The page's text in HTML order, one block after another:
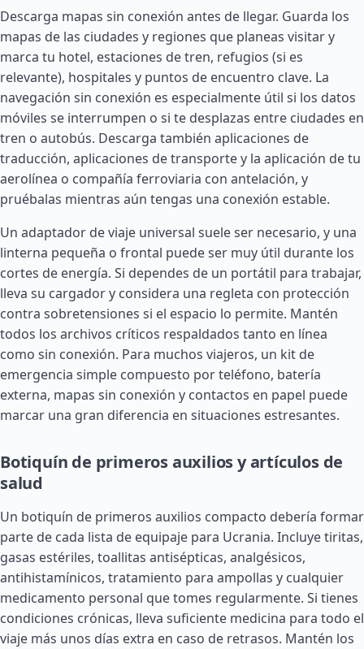
Descarga mapas sin conexión antes de llegar. Guarda los
mapas de las ciudades y regiones que planeas visitar y
marca tu hotel, estaciones de tren, refugios (si es
relevante), hospitales y puntos de encuentro clave. La
navegación sin conexión es especialmente útil si los datos
móviles se interrumpen o si te desplazas entre ciudades en
tren o autobús. Descarga también aplicaciones de
traducción, aplicaciones de transporte y la aplicación de tu
aerolínea o compañía ferroviaria con antelación, y
pruébalas mientras aún tengas una conexión estable.
Un adaptador de viaje universal suele ser necesario, y una
linterna pequeña o frontal puede ser muy útil durante los
cortes de energía. Si dependes de un portátil para trabajar,
lleva su cargador y considera una regleta con protección
contra sobretensiones si el espacio lo permite. Mantén
todos los archivos críticos respaldados tanto en línea
como sin conexión. Para muchos viajeros, un kit de
emergencia simple compuesto por teléfono, batería
externa, mapas sin conexión y contactos en papel puede
marcar una gran diferencia en situaciones estresantes.
Botiquín de primeros auxilios y artículos de
salud
Un botiquín de primeros auxilios compacto debería formar
parte de cada lista de equipaje para Ucrania. Incluye tiritas,
gasas estériles, toallitas antisépticas, analgésicos,
antihistamínicos, tratamiento para ampollas y cualquier
medicamento personal que tomes regularmente. Si tienes
condiciones crónicas, lleva suficiente medicina para todo el
viaje más unos días extra en caso de retrasos. Mantén los